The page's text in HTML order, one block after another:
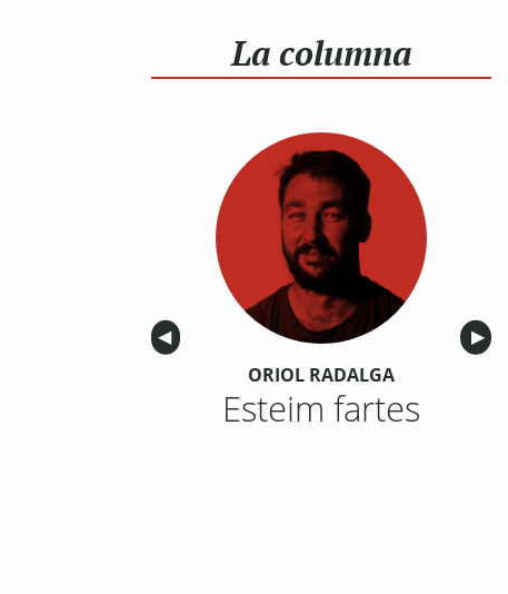
La columna
Anterior
◀︎ ▶︎
ORIOL RADALGA
Esteim fartes